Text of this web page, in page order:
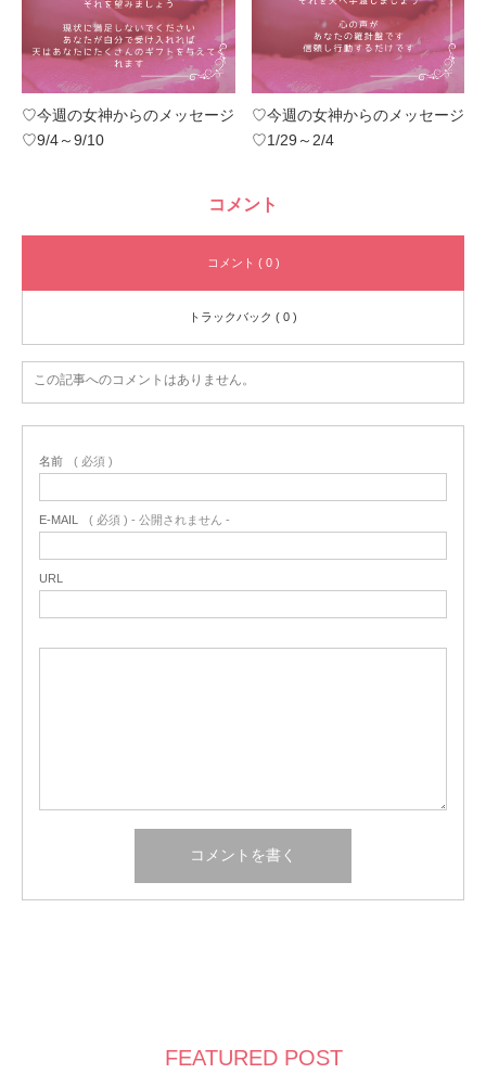
♡今週の女神からのメッセージ
♡9/4～9/10
♡今週の女神からのメッセージ
♡1/29～2/4
コメント
コメント ( 0 )
トラックバック ( 0 )
この記事へのコメントはありません。
名前 ( 必須 )
E-MAIL ( 必須 ) - 公開されません -
URL
FEATURED POST